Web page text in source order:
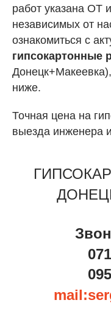
работ указана ОТ
независимых от
ознакомиться с
гипсокартонные
ниже.
Точная цена на
выезда инженера